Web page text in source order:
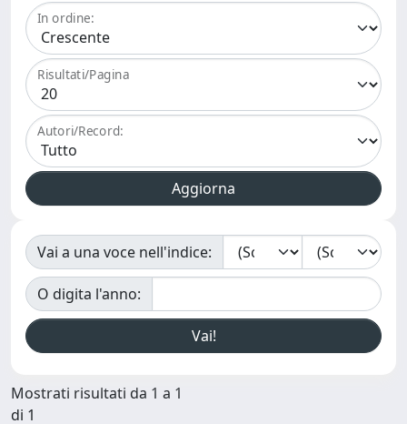
In ordine:
Risultati/Pagina
Autori/Record:
Vai a una voce nell'indice:
O digita l'anno:
Mostrati risultati da 1 a 1
di 1